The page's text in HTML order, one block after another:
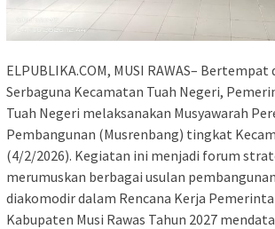
ELPUBLIKA.COM, MUSI RAWAS– Bertempat
Serbaguna Kecamatan Tuah Negeri,
Tuah Negeri melaksanakan Musyawarah
Pembangunan (Musrenbang) tingkat
(4/2/2026). Kegiatan ini menjadi forum
merumuskan berbagai usulan
diakomodir dalam Rencana Kerja
Kabupaten Musi Rawas Tahun 2027